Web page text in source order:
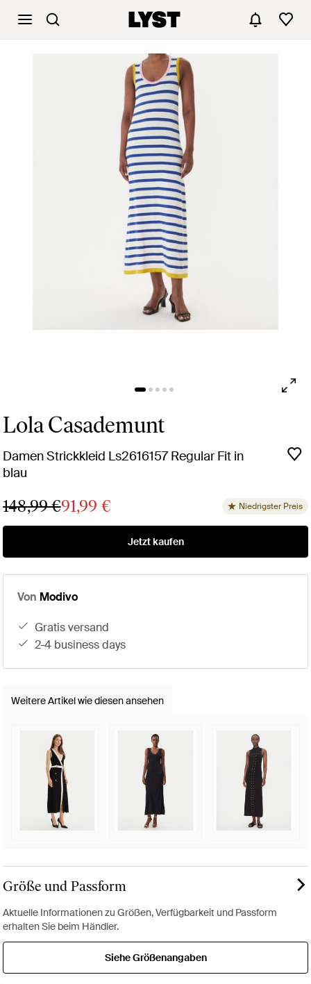
Lola Casademunt
Damen Strickkleid Ls2616157 Regular Fit in
blau
148,99 €91,99 € Niedrigster Preis
Jetzt kaufen
Von Modivo
gratis versand
2-4 business days
Weitere Artikel wie diesen ansehen
Größe und Passform
Aktuelle Informationen zu Größen, Verfügbarkeit und Passform
erhalten Sie beim Händler.
Siehe Größenangaben